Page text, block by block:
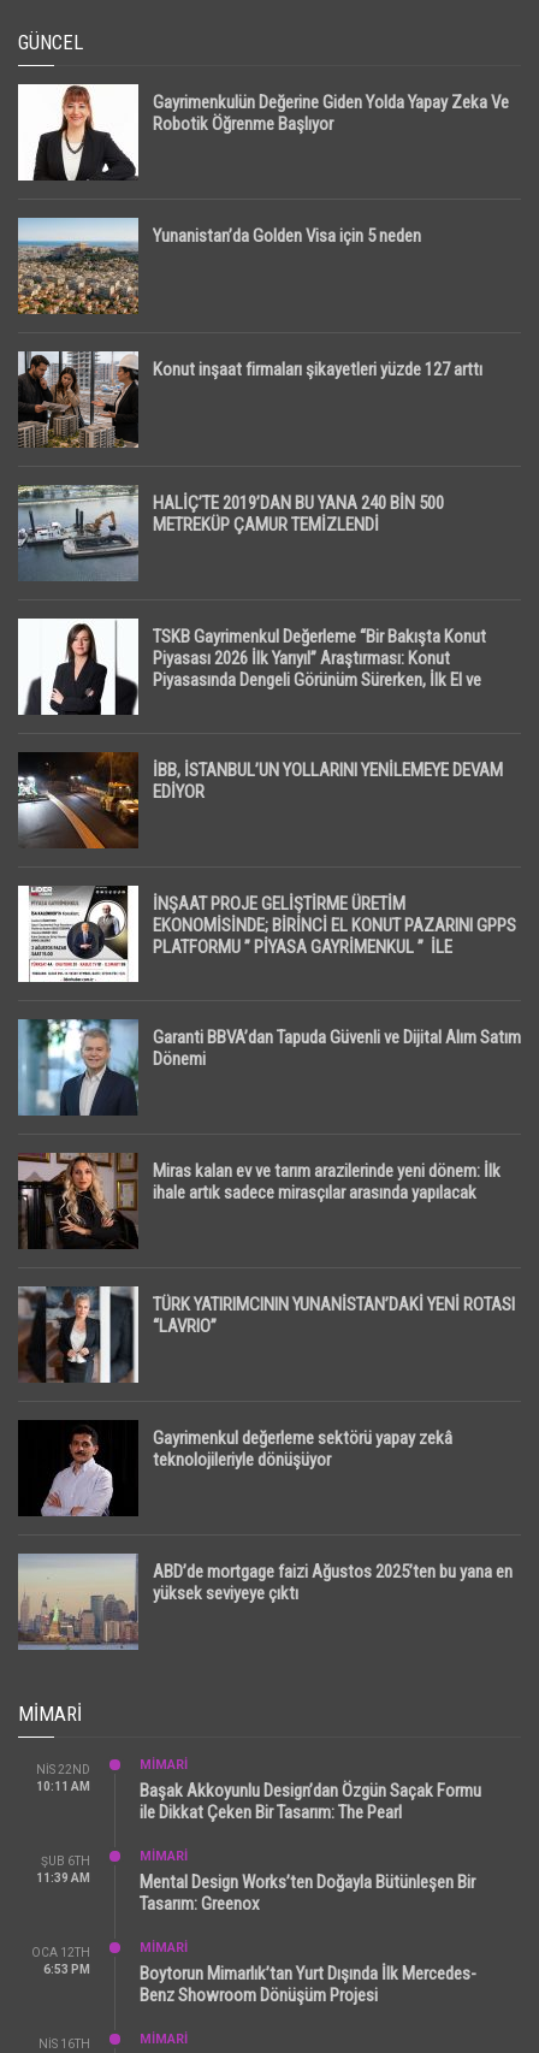
GÜNCEL
Gayrimenkulün Değerine Giden Yolda Yapay Zeka Ve
Robotik Öğrenme Başlıyor
Yunanistan’da Golden Visa için 5 neden
Konut inşaat firmaları şikayetleri yüzde 127 arttı
HALİÇ’TE 2019’DAN BU YANA 240 BİN 500
METREKÜP ÇAMUR TEMİZLENDİ
TSKB Gayrimenkul Değerleme “Bir Bakışta Konut
Piyasası 2026 İlk Yarıyıl” Araştırması: Konut
Piyasasında Dengeli Görünüm Sürerken, İlk El ve
İBB, İSTANBUL’UN YOLLARINI YENİLEMEYE DEVAM
EDİYOR
İNŞAAT PROJE GELİŞTİRME ÜRETİM
EKONOMİSİNDE; BİRİNCİ EL KONUT PAZARINI GPPS
PLATFORMU ” PİYASA GAYRİMENKUL ” İLE
Garanti BBVA’dan Tapuda Güvenli ve Dijital Alım Satım
Dönemi
Miras kalan ev ve tarım arazilerinde yeni dönem: İlk
ihale artık sadece mirasçılar arasında yapılacak
TÜRK YATIRIMCININ YUNANİSTAN’DAKİ YENİ ROTASI
“LAVRIO”
Gayrimenkul değerleme sektörü yapay zekâ
teknolojileriyle dönüşüyor
ABD’de mortgage faizi Ağustos 2025’ten bu yana en
yüksek seviyeye çıktı
MIMARI
NIS 22ND
10:11 AM
MİMARİ
Başak Akkoyunlu Design’dan Özgün Saçak Formu
ile Dikkat Çeken Bir Tasarım: The Pearl
ŞUB 6TH
11:39 AM
MİMARİ
Mental Design Works’ten Doğayla Bütünleşen Bir
Tasarım: Greenox
OCA 12TH
6:53 PM
MİMARİ
Boytorun Mimarlık’tan Yurt Dışında İlk Mercedes-
Benz Showroom Dönüşüm Projesi
NIS 16TH
MİMARİ